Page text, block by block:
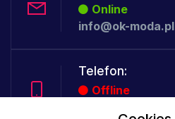
Online
info@ok-moda.pl
Telefon:
Offline